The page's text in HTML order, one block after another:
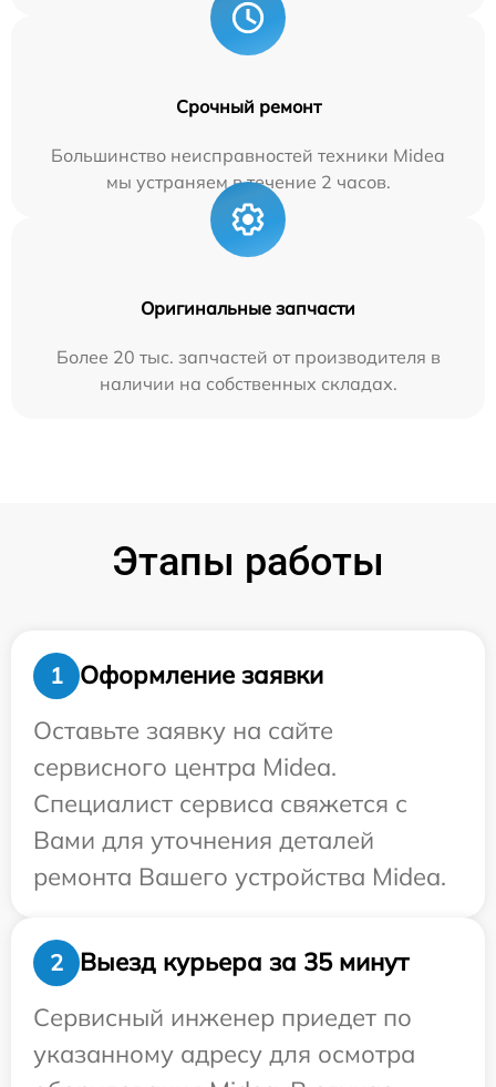
Срочный ремонт
Большинство неисправностей техники Midea
мы устраняем в течение 2 часов.
Оригинальные запчасти
Более 20 тыс. запчастей от производителя в
наличии на собственных складах.
Этапы работы
1
Оформление заявки
Оставьте заявку на сайте
сервисного центра Midea.
Специалист сервиса свяжется с
Вами для уточнения деталей
ремонта Вашего устройства Midea.
2
Выезд курьера за 35 минут
Сервисный инженер приедет по
указанному адресу для осмотра